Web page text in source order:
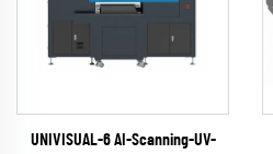
UNIVISUAL-6 AI-Scanning-UV-